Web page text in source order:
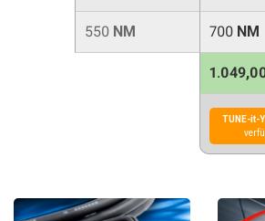
550 NM 700 NM
TUNE-it-